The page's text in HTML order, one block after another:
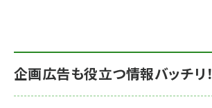
企画広告も役立つ情報バッチリ！